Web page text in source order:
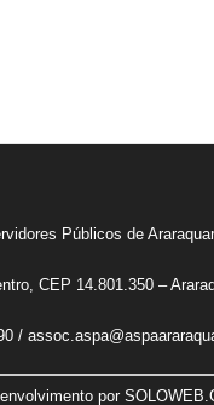
Públicos de
CEP 14.801.350 –
/
por